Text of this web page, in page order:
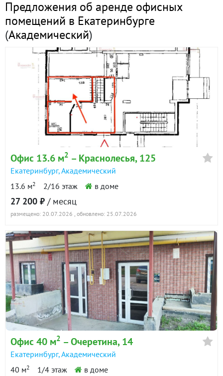
Предложения об аренде офисных
помещений в Екатеринбурге
(Академический)
Офис 13.6 м2 – Краснолесья, 125
Екатеринбург,Академический
13.6 м2 2/16 этаж в доме
27 200 ₽ / месяц
размещено: 20.07.2026 , обновлено: 25.07.2026
Офис 40 м2 – Очеретина, 14
Екатеринбург,Академический
40 м2 1/4 этаж в доме